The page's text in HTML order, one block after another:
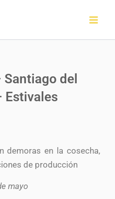
del
Estivales
demoras en la cosecha,
de producción
mayo